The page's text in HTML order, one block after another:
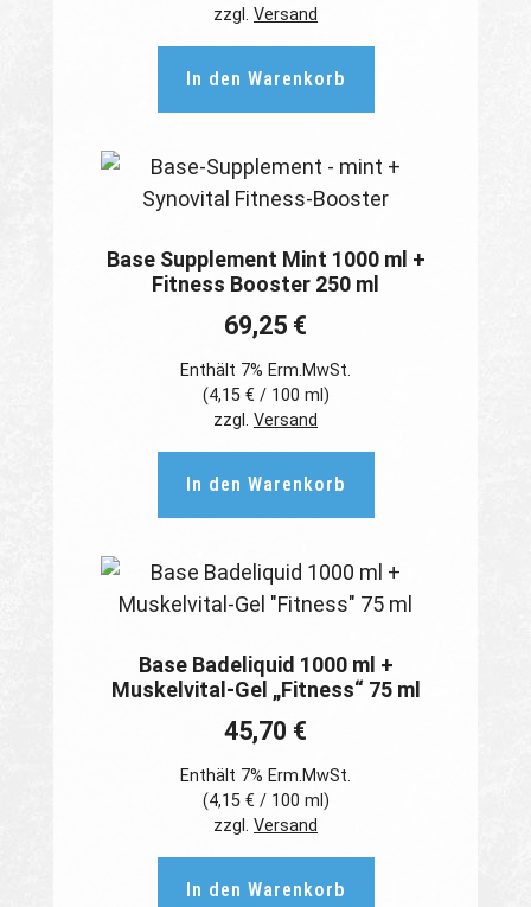
zzgl. Versand
In den Warenkorb
Base Supplement Mint 1000 ml +
Fitness Booster 250 ml
69,25 €
Enthält 7% Erm.MwSt.
(4,15 € / 100 ml)
zzgl. Versand
In den Warenkorb
Base Badeliquid 1000 ml +
Muskelvital-Gel „Fitness“ 75 ml
45,70 €
Enthält 7% Erm.MwSt.
(4,15 € / 100 ml)
zzgl. Versand
In den Warenkorb